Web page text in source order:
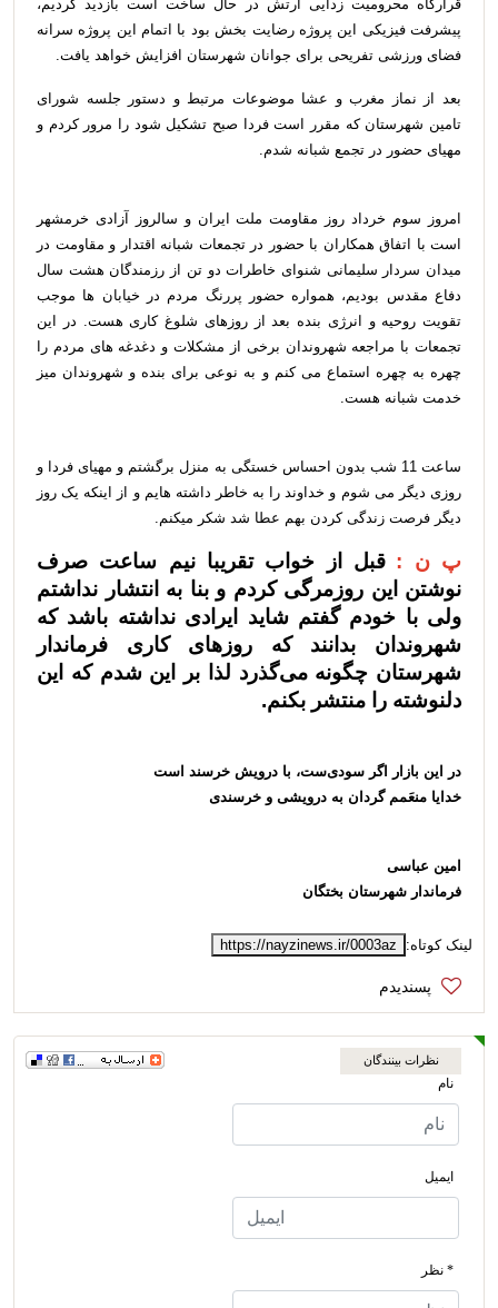
قرارگاه محرومیت زدایی ارتش در حال ساخت است بازدید کردیم،
پیشرفت فیزیکی این پروژه رضایت بخش بود با اتمام این پروژه سرانه
فضای ورزشی تفریحی برای جوانان شهرستان افزایش خواهد یافت.
بعد از نماز مغرب و عشا موضوعات مرتبط و دستور جلسه شورای
تامین شهرستان که مقرر است فردا صبح تشکیل شود را مرور کردم و
مهیای حضور در تجمع شبانه شدم.
امروز سوم خرداد روز مقاومت ملت ایران و سالروز آزادی خرمشهر
است با اتفاق همکاران با حضور در تجمعات شبانه اقتدار و مقاومت در
میدان سردار سلیمانی شنوای خاطرات دو تن از رزمندگان هشت سال
دفاع مقدس بودیم، همواره حضور پررنگ مردم در خیابان ها موجب
تقویت روحیه و انرژی بنده بعد از روزهای شلوغ کاری هست. در این
تجمعات با مراجعه شهروندان برخی از مشکلات و دغدغه های مردم را
چهره به چهره استماع می کنم و به نوعی برای بنده و شهروندان میز
خدمت شبانه هست.
ساعت 11 شب بدون احساس خستگی به منزل برگشتم و مهیای فردا و
روزی دیگر می شوم و خداوند را به خاطر داشته هایم و از اینکه یک روز
دیگر فرصت زندگی کردن بهم عطا شد شکر میکنم.
پ ن : قبل از خواب تقریبا نیم ساعت صرف
نوشتن این روزمرگی کردم و بنا به انتشار نداشتم
ولی با خودم گفتم شاید ایرادی نداشته باشد که
شهروندان بدانند که روزهای کاری فرماندار
شهرستان چگونه می‌گذرد لذا بر این شدم که این
دلنوشته را منتشر بکنم.
در این بازار اگر سودی‌ست، با درویش خرسند است
خدایا منعَمم گردان به درویشی و خرسندی
امین عباسی
فرماندار شهرستان بختگان
لینک کوتاه: https://nayzinews.ir/0003az
نظرات بینندگان
نام
ایمیل
* نظر